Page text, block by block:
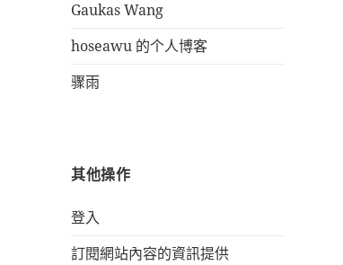
Gaukas Wang
hoseawu 的个人博客
骤雨
其他操作
登入
訂閱網站內容的資訊提供